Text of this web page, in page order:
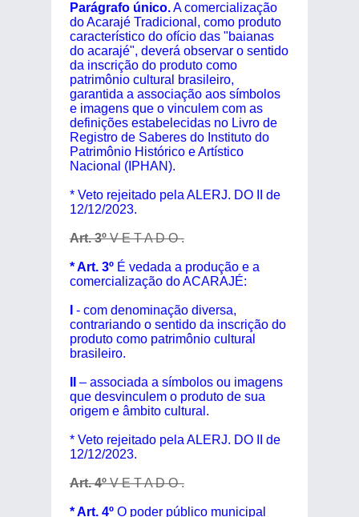
Parágrafo único.A comercialização
do Acarajé Tradicional, como produto
característico do ofício das "baianas
do acarajé", deverá observar o sentido
da inscrição do produto como
patrimônio cultural brasileiro,
garantida a associação aos símbolos
e imagens que o vinculem com as
definições estabelecidas no Livro de
Registro de Saberes do Instituto do
Patrimônio Histórico e Artístico
Nacional (IPHAN).
* Veto rejeitado pela ALERJ. DO II de
12/12/2023.
Art. 3ºV E T A D O .
* Art. 3ºÉ vedada a produção e a
comercialização do ACARAJÉ:
- com denominação diversa,
contrariando o sentido da inscrição do
produto como patrimônio cultural
brasileiro.
– associada a símbolos ou imagens
que desvinculem o produto de sua
origem e âmbito cultural.
* Veto rejeitado pela ALERJ. DO II de
12/12/2023.
Art. 4ºV E T A D O .
* Art. 4ºO poder público municipal